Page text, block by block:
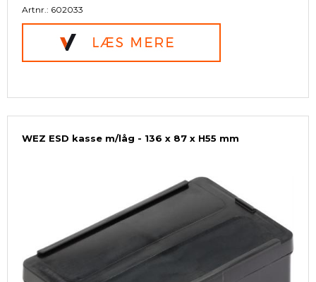
Artnr.: 602033
WEZ ESD kasse m/låg - 136 x 87 x H55 mm